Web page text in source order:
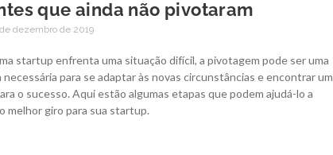
que ainda não pivotaram
dezembro de 2019
startup enfrenta uma situação difícil, a pivotagem pode ser uma
para se adaptar às novas circunstâncias e encontrar um
o sucesso. Aqui estão algumas etapas que podem ajudá-lo a
melhor giro para sua startup.